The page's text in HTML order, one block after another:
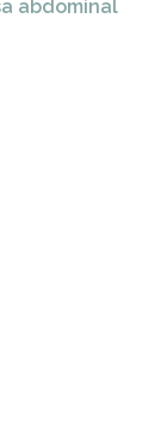
abdominal